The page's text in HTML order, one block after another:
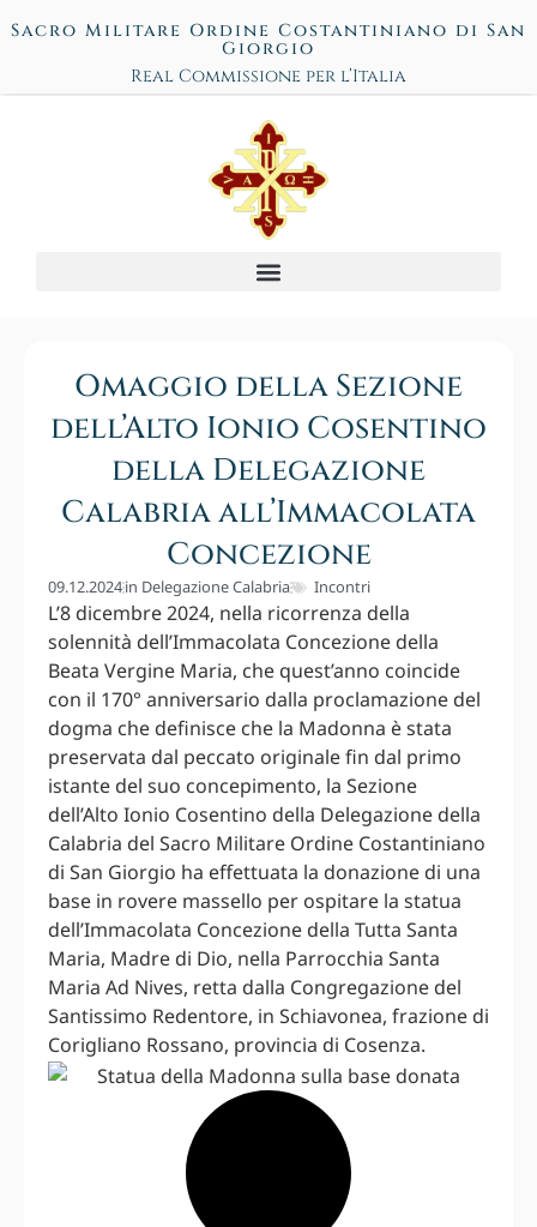
Sacro Militare Ordine Costantiniano di San
Giorgio
Real Commissione per l’Italia
Omaggio della Sezione
dell’Alto Ionio Cosentino
della Delegazione
Calabria all’Immacolata
Concezione
09.12.2024in Delegazione Calabria Incontri
L’8 dicembre 2024, nella ricorrenza della
solennità dell’Immacolata Concezione della
Beata Vergine Maria, che quest’anno coincide
con il 170° anniversario dalla proclamazione del
dogma che definisce che la Madonna è stata
preservata dal peccato originale fin dal primo
istante del suo concepimento, la Sezione
dell’Alto Ionio Cosentino della Delegazione della
Calabria del Sacro Militare Ordine Costantiniano
di San Giorgio ha effettuata la donazione di una
base in rovere massello per ospitare la statua
dell’Immacolata Concezione della Tutta Santa
Maria, Madre di Dio, nella Parrocchia Santa
Maria Ad Nives, retta dalla Congregazione del
Santissimo Redentore, in Schiavonea, frazione di
Corigliano Rossano, provincia di Cosenza.